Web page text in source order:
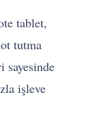
tablet,
tutma
sayesinde
işleve